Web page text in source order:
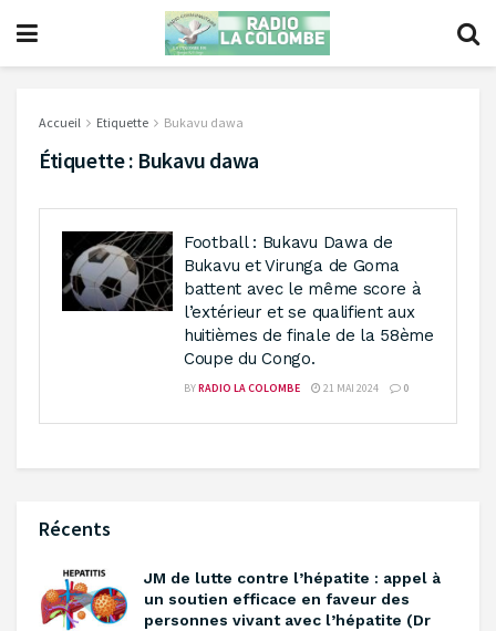
Accueil Etiquette Bukavu dawa
Étiquette : Bukavu dawa
Football : Bukavu Dawa de
Bukavu et Virunga de Goma
battent avec le même score à
l’extérieur et se qualifient aux
huitièmes de finale de la 58ème
Coupe du Congo.
BYRADIO LA COLOMBE 21 MAI 2024 0
Récents
‎JM de lutte contre l’hépatite : appel à
un soutien efficace en faveur des
personnes vivant avec l’hépatite (Dr